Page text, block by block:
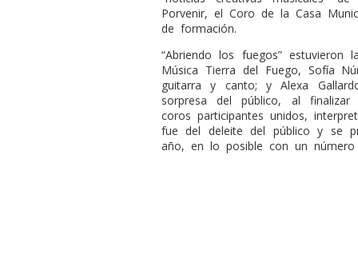
Porvenir, el Coro de la Casa
de formación.
“Abriendo los fuegos”
Música Tierra del Fuego, Sofía
guitarra y canto; y Alexa
sorpresa del público, al
coros participantes unidos,
fue del deleite del público y se
año, en lo posible con un número